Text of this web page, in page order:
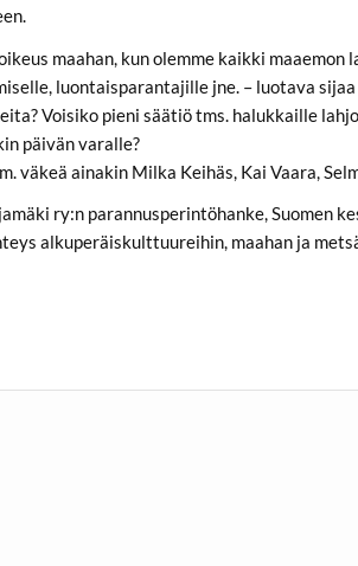
maahan, kun olemme kaikki maaemon
luontaisparantajille jne. – luotava
Voisiko pieni säätiö tms. halukkaille
päivän varalle?
väkeä ainakin Milka Keihäs, Kai Vaara,
ry:n parannusperintöhanke, Suomen
alkuperäiskulttuureihin, maahan ja